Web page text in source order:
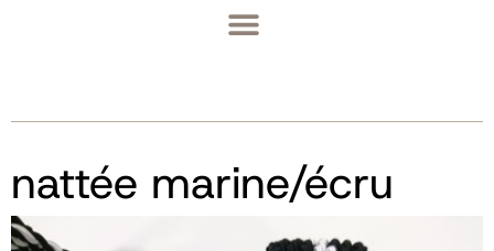
nattée marine/écru